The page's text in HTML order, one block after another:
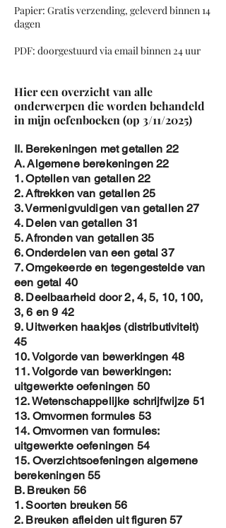
Eulerspoor-wandeling en Eulercircuit-
1. Koop de cover aan
2. Na betaling , stuur een email naar
Jozef.aerts@proximus.be
3. In de mail , vermeld de naam van de
persoon die wilt gebruik maken van het
E-book
4. In de PDF file voeg ik de naam dan toe
aan
a. het watermerk
b. de hoofding op elke pagina
c. op de eerste pagina
5. Dan stuur ik je je gepersonaliseerde
copy op met email
Op deze manier krijg je een
gepersonaliseerde copy en is het
auteursrecht beter gewaarborgd .
Toch vraag ik je om de E-book NIET
ROND TE DELEN
Papier: Gratis verzending, geleverd binnen 14
dagen
PDF: doorgestuurd via email binnen 24 uur
Hier een overzicht van alle
onderwerpen die worden behandeld
in mijn oefenboeken (op 3/11/2025)
II. Berekeningen met getallen 22
A. Algemene berekeningen 22
1. Optellen van getallen 22
2. Aftrekken van getallen 25
3. Vermenigvuldigen van getallen 27
4. Delen van getallen 31
5. Afronden van getallen 35
6. Onderdelen van een getal 37
7. Omgekeerde en tegengestelde van
een getal 40
8. Deelbaarheid door 2, 4, 5, 10, 100,
3, 6 en 9 42
9. Uitwerken haakjes (distributiviteit)
45
10. Volgorde van bewerkingen 48
11. Volgorde van bewerkingen:
uitgewerkte oefeningen 50
12. Wetenschappelijke schrijfwijze 51
13. Omvormen formules 53
14. Omvormen van formules:
uitgewerkte oefeningen 54
15. Overzichtsoefeningen algemene
berekeningen 55
B. Breuken 56
1. Soorten breuken 56
2. Breuken afleiden uit figuren 57